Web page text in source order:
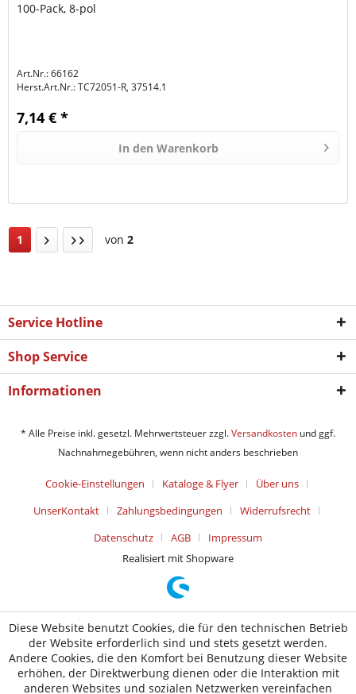
100-Pack, 8-pol
Art.Nr.: 66162
Herst.Art.Nr.:TC72051-R, 37514.1
7,14 € *
In den Warenkorb
1 von 2
Service Hotline
Shop Service
Informationen
* Alle Preise inkl. gesetzl. Mehrwertsteuer zzgl.Versandkosten und ggf.
Nachnahmegebühren, wenn nicht anders beschrieben
Cookie-Einstellungen Kataloge & Flyer
Über uns
UnserKontakt
Zahlungsbedingungen
Widerrufsrecht
Datenschutz
AGB
Impressum
Realisiert mit Shopware
Diese Website benutzt Cookies, die für den technischen Betrieb
der Website erforderlich sind und stets gesetzt werden.
Andere Cookies, die den Komfort bei Benutzung dieser Website
erhöhen, der Direktwerbung dienen oder die Interaktion mit
anderen Websites und sozialen Netzwerken vereinfachen